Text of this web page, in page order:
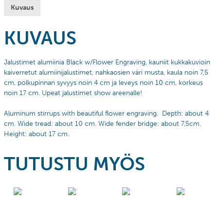
Kuvaus
KUVAUS
Jalustimet alumiinia Black w/Flower Engraving, kauniit kukkakuvioin
kaiverretut alumiinijalustimet, nahkaosien väri musta, kaula noin 7,5
cm, polkupinnan syvyys noin 4 cm ja leveys noin 10 cm, korkeus
noin 17 cm. Upeat jalustimet show areenalle!
Aluminum stirrups with beautiful flower engraving. Depth: about 4
cm. Wide tread: about 10 cm. Wide fender bridge: about 7,5cm.
Height: about 17 cm.
TUTUSTU MYÖS